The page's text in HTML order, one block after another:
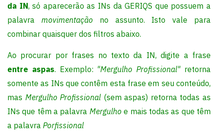
da IN, só aparecerão as INs da GERIQS que possuem a
palavra movimentação no assunto. Isto vale para
combinar quaisquer dos filtros abaixo.
Ao procurar por frases no texto da IN, digite a frase
entre aspas. Exemplo: "Mergulho Profissional" retorna
somente as INs que contêm esta frase em seu conteúdo,
mas Mergulho Profissional(sem aspas) retorna todas as
INs que têm a palavra Mergulho e mais todas as que têm
a palavra Porfissional